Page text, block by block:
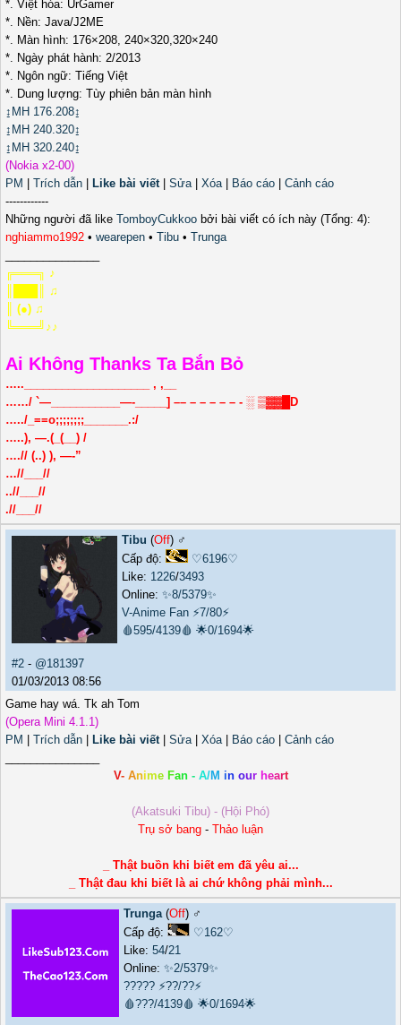
*. Việt hóa: UrGamer
*. Nền: Java/J2ME
*. Màn hình: 176×208, 240×320,320×240
*. Ngày phát hành: 2/2013
*. Ngôn ngữ: Tiếng Việt
*. Dung lượng: Tùy phiên bản màn hình
↨MH 176.208↨
↨MH 240.320↨
↨MH 320.240↨
(Nokia x2-00)
PM
Trích dẫn Like bài viết| Sửa| Xóa| Báo cáo
Cảnh cáo
------------
Những người đã like TomboyCukkoo bởi bài viết có ích này (Tổng: 4):
nghiammo1992 • wearepen • Tibu • Trunga
╔═══╗ ♪
║███║ ♫
║ (●) ♫
╚═══╝♪♪
Ai Không Thanks Ta Bắn Bỏ
…..____________________ , ,__
……/ `—___________—-_____] –– – – – – – - ░ ▒▓▓█D
…../_==o;;;;;;;;_______.:/
…..), —.(_(__) /
….// (..) ), —-”
…//___//
..//___//
.//___//
Tibu (Off) ♂️
Cấp độ:
♡6196♡
Like: 1226/3493
Online: ✨8/5379✨
V-Anime Fan ⚡7/80⚡
🩸595/4139🩸 🌟0/1694🌟
#2 - @181397
01/03/2013 08:56
Game hay wá. Tk ah Tom
(Opera Mini 4.1.1)
PM
Trích dẫn Like bài viết| Sửa| Xóa| Báo cáo
Cảnh cáo
V- Anime Fan - A/M in our heart
(Akatsuki Tibu) - (Hội Phó)
Trụ sở bang - Thảo luận
_ Thật buồn khi biết em đã yêu ai...
_ Thật đau khi biết là ai chứ không phải mình...
Trunga(Off) ♂️
Cấp độ:
♡162♡
Like: 54/21
Online: ✨2/5379✨
????? ⚡??/??⚡
🩸???/4139🩸 🌟0/1694🌟